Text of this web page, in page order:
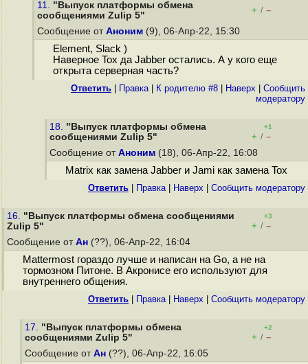
11. "Выпуск платформы обмена
сообщениями Zulip 5"
+ / –
Сообщение от Аноним (9), 06-Апр-22, 15:30
Element, Slack )
Наверное Tox да Jabber остались. А у кого еще
открыта серверная часть?
Ответить Правка| К родителю #8 Наверх
Cообщить
модератору
18. "Выпуск платформы обмена
сообщениями Zulip 5"
+1
+ / –
Сообщение от Аноним (18), 06-Апр-22, 16:08
Matrix как замена Jabber и Jami как замена Tox
Ответить Правка| Наверх Cообщить модератору
16. "Выпуск платформы обмена сообщениями
Zulip 5"
+3
+ / –
Сообщение от Ан (??), 06-Апр-22, 16:04
Mattermost гораздо лучше и написан на Go, а не на
тормозном Питоне. В Акронисе его используют для
внутреннего общения.
Ответить Правка| Наверх Cообщить модератору
17. "Выпуск платформы обмена
сообщениями Zulip 5"
+2
+ / –
Сообщение от Ан (??), 06-Апр-22, 16:05